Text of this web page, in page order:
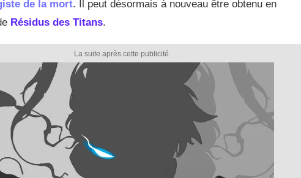
de la mort. Il peut désormais à nouveau être obtenu en
Résidus des Titans.